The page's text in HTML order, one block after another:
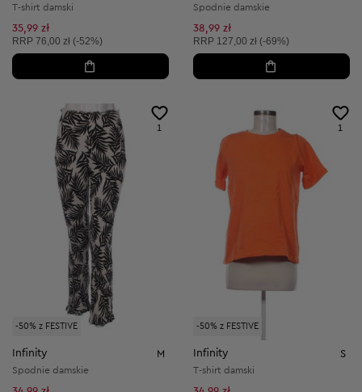
T-shirt damski
35,99 zł
Cena sugerowana:
RRP 76,00 zł (-52%)
Spodnie damskie
38,99 zł
Cena sugerowana:
RRP 127,00 zł (-69%)
-50% z FESTIVE
1
Infinity M
Spodnie damskie
-50% z FESTIVE
1
Infinity S
T-shirt damski